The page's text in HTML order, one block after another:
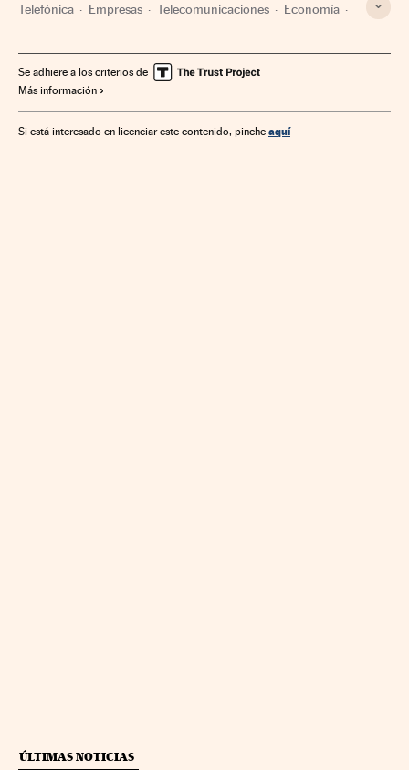
Telefónica Empresas Telecomunicaciones Economía
Se adhiere a los criterios de
Más información
Si está interesado en licenciar este contenido, pinche aquí
ÚLTIMAS NOTICIAS